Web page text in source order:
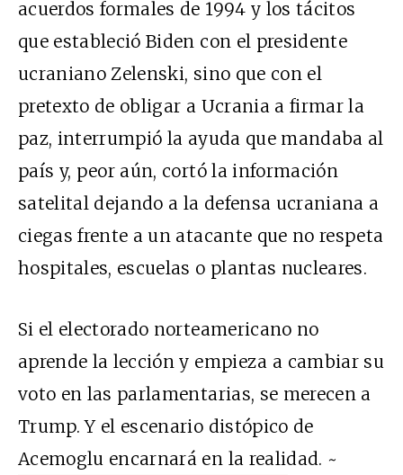
acuerdos formales de 1994 y los tácitos
que estableció Biden con el presidente
ucraniano Zelenski, sino que con el
pretexto de obligar a Ucrania a firmar la
paz, interrumpió la ayuda que mandaba al
país y, peor aún, cortó la información
satelital dejando a la defensa ucraniana a
ciegas frente a un atacante que no respeta
hospitales, escuelas o plantas nucleares.
Si el electorado norteamericano no
aprende la lección y empieza a cambiar su
voto en las parlamentarias, se merecen a
Trump. Y el escenario distópico de
Acemoglu encarnará en la realidad. ~